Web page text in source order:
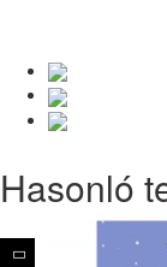
Hasonló